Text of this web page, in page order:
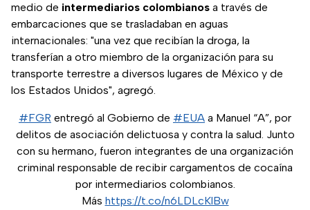
medio de intermediarios colombianos a través de
embarcaciones que se trasladaban en aguas
internacionales: "una vez que recibían la droga, la
transferían a otro miembro de la organización para su
transporte terrestre a diversos lugares de México y de
los Estados Unidos", agregó.
#FGR entregó al Gobierno de #EUA a Manuel “A”, por
delitos de asociación delictuosa y contra la salud. Junto
con su hermano, fueron integrantes de una organización
criminal responsable de recibir cargamentos de cocaína
por intermediarios colombianos.
Más https://t.co/n6LDLcKlBw